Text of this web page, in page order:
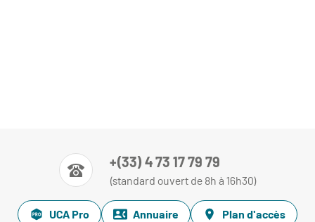
+(33) 4 73 17 79 79
(standard ouvert de 8h à 16h30)
UCA Pro Annuaire Plan d'accès